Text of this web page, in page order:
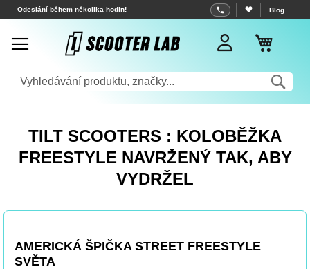
Přejít
obsah
Odeslání během několika hodin! Blog
TILT SCOOTERS : KOLOBĚŽKA
FREESTYLE NAVRŽENÝ TAK, ABY
VYDRŽEL
AMERICKÁ ŠPIČKA STREET FREESTYLE
SVĚTA